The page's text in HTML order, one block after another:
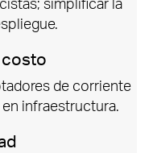
de corriente
infraestructura.